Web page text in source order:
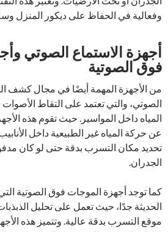
وفعالية في الحفاظ على ديكور المنزل
أجهزة الاستماع الصوتي
فوق الصوتية
من الأجهزة المهمة أيضًا في مجال كشف
الصوتي، والتي تعتمد على التقاط
المياه داخل المواسير. حيث تقوم هذه
عن حركة المياه غير الطبيعية داخل
تحديد مكان التسرب بدقة حتى لو كان
الجدران.
كما توجد أجهزة الموجات فوق الصوتية
الحديثة جدًا، حيث تعمل على تحليل
موقع التسرب بدقة عالية. وتتميز هذه